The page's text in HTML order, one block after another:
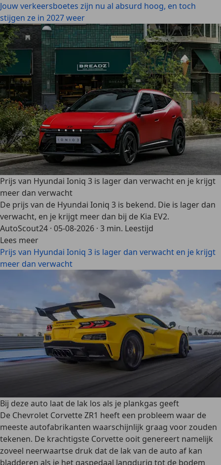
Jouw verkeersboetes zijn nu al absurd hoog, en toch
stijgen ze in 2027 weer
Prijs van Hyundai Ioniq 3 is lager dan verwacht en je krijgt
meer dan verwacht
De prijs van de Hyundai Ioniq 3 is bekend. Die is lager dan
verwacht, en je krijgt meer dan bij de Kia EV2.
AutoScout24 · 05-08-2026 · 3 min. Leestijd
Lees meer
Prijs van Hyundai Ioniq 3 is lager dan verwacht en je krijgt
meer dan verwacht
Bij deze auto laat de lak los als je plankgas geeft
De Chevrolet Corvette ZR1 heeft een probleem waar de
meeste autofabrikanten waarschijnlijk graag voor zouden
tekenen. De krachtigste Corvette ooit genereert namelijk
zoveel neerwaartse druk dat de lak van de auto af kan
bladderen als je het gaspedaal langdurig tot de bodem